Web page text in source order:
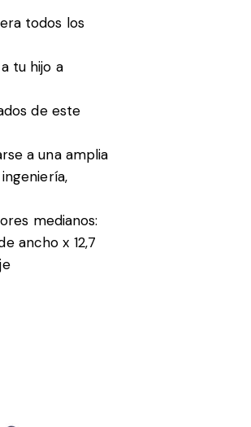
todos los
tu hijo a
de este
a una amplia
medianos:
ancho x 12,7